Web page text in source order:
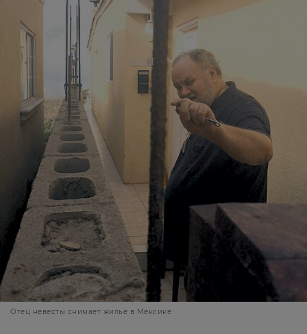
Отец невесты снимает жильё в Мексике